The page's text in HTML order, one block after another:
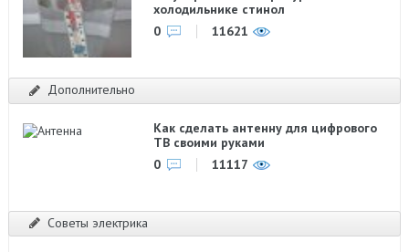
холодильнике стинол
0
11621
Дополнительно
Как сделать антенну для цифрового
ТВ своими руками
0
11117
Советы электрика